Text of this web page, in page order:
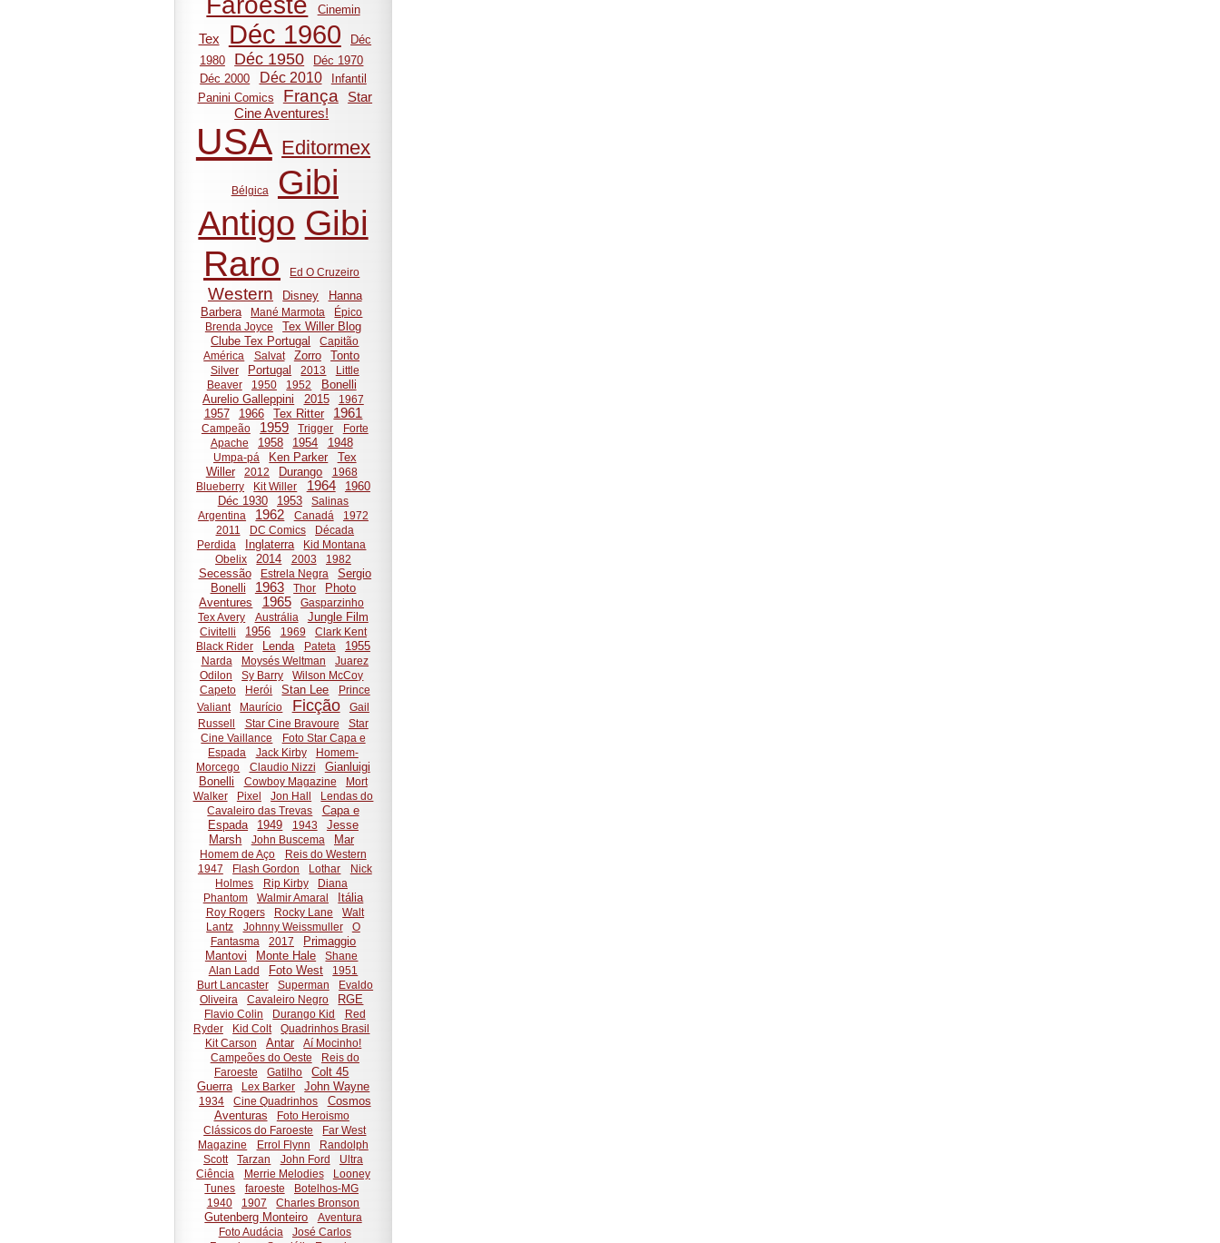
Cinemin
Tex Déc 1960
Déc
1980
Déc 1950
Déc 1970
Déc 2000
Déc 2010
Infantil
Panini Comics
França
Star
Cine Aventures!
USA Editormex
Bélgica
Gibi
Antigo Gibi
Raro
Ed O Cruzeiro
Western Disney
Hanna
Barbera
Mané Marmota
Épico
Brenda Joyce
Tex Willer Blog
Clube Tex Portugal
Capitão
América
Salvat Zorro Tonto
Silver Portugal 2013
Little
Beaver
1950 1952
Bonelli
Aurelio Galleppini
2015 1967
1957 1966 Tex Ritter 1961
Campeão 1959 Trigger
Forte
Apache
1958 1954 1948
Umpa-pá Ken Parker
Tex
Willer
2012 Durango
1968
Blueberry
Kit Willer 1964
1960
Déc 1930
1953
Salinas
Argentina
1962 Canadá
1972
2011
DC Comics
Década
Perdida
Inglaterra
Kid Montana
Obelix
2014 2003 1982
Secessão Estrela Negra
Sergio
Bonelli
1963 Thor
Photo
Aventures
1965
Gasparzinho
Tex Avery
Austrália Jungle Film
Civitelli 1956 1969
Clark Kent
Black Rider
Lenda Pateta 1955
Narda Moysés Weltman
Juarez
Odilon
Sy Barry
Wilson McCoy
Capeto
Herói Stan Lee
Prince
Valiant
Maurício Ficção
Gail
Russell
Star Cine Bravoure
Star
Cine Vaillance
Foto Star Capa e
Espada
Jack Kirby
Homem-
Morcego
Claudio Nizzi
Gianluigi
Bonelli
Cowboy Magazine
Mort
Walker
Pixel Jon Hall
Lendas do
Cavaleiro das Trevas
Capa e
Espada
1949 1943
Jesse
Marsh
John Buscema Mar
Homem de Aço
Reis do Western
1947
Flash Gordon Lothar
Nick
Holmes
Rip Kirby
Diana
Phantom
Walmir Amaral Itália
Roy Rogers Rocky Lane
Walt
Lantz
Johnny Weissmuller
O
Fantasma
2017
Primaggio
Mantovi
Monte Hale
Shane
Alan Ladd
Foto West
1951
Burt Lancaster
Superman
Evaldo
Oliveira
Cavaleiro Negro RGE
Flavio Colin Durango Kid
Red
Ryder
Kid Colt
Quadrinhos Brasil
Kit Carson
Antar
Aí Mocinho!
Campeões do Oeste
Reis do
Faroeste
Gatilho
Colt 45
Guerra
Lex Barker John Wayne
1934 Cine Quadrinhos
Cosmos
Aventuras
Foto Heroismo
Clássicos do Faroeste
Far West
Magazine
Errol Flynn
Randolph
Scott
Tarzan John Ford
Ultra
Ciência
Merrie Melodies
Looney
Tunes
faroeste
Botelhos-MG
1940
1907 Charles Bronson
Gutenberg Monteiro
Aventura
Foto Audácia
José Carlos